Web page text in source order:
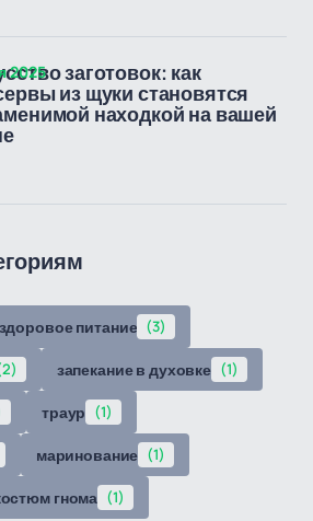
заготовок: как
из щуки становятся
находкой на вашей
2025
здоровое питание (3)
запекание в духовке (1)
траур (1)
маринование (1)
гнома (1)